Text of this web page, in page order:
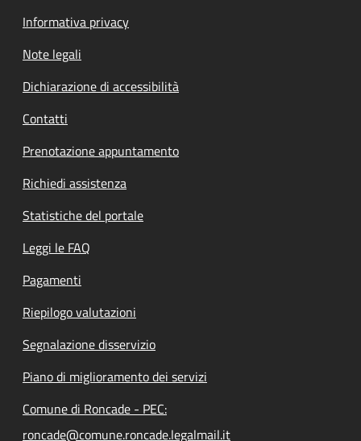
Informativa privacy
Note legali
Dichiarazione di accessibilità
Contatti
Prenotazione appuntamento
Richiedi assistenza
Statistiche del portale
Leggi le FAQ
Pagamenti
Riepilogo valutazioni
Segnalazione disservizio
Piano di miglioramento dei servizi
Comune di Roncade - PEC:
roncade@comune.roncade.legalmail.it